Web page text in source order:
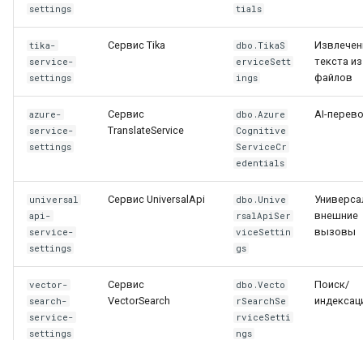
Контур.Облако (облачная
УКЭП)
Контур.КЭДО (кадровый
Контур.Фокус (импорт
данных о контрагентах)
Matomo (веб-аналитика)
Telegram-бот
(двунаправленный чат)
Шаги настройки
Маршруты Bot API
settings
tials
tika-
service-
settings
Сервис Tika
dbo.TikaS
erviceSett
ings
текста из
файлов
azure-
service-
settings
Сервис
TranslateService
dbo.Azure
Cognitive
ServiceCr
edentials
AI-
universal
api-
service-
settings
Сервис UniversalApi
dbo.Unive
rsalApiSer
viceSettin
gs
внешние
вызовы
vector-
search-
service-
settings
Сервис
VectorSearch
dbo.Vecto
rSearchSe
rviceSetti
ngs
Поиск/